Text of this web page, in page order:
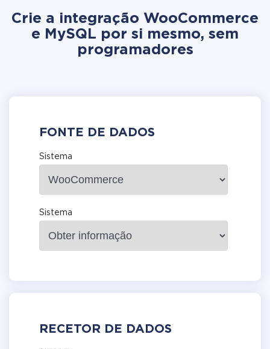
Crie a integração WooCommerce
e MySQL por si mesmo, sem
programadores
FONTE DE DADOS
Sistema
Sistema
RECETOR DE DADOS